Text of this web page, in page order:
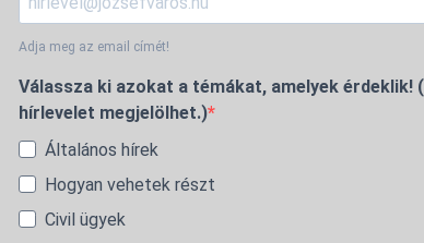
Adja meg az email címét!
Válassza ki azokat a témákat, amelyek érdeklik!
hírlevelet megjelölhet.)
Általános hírek
Hogyan vehetek részt
Civil ügyek